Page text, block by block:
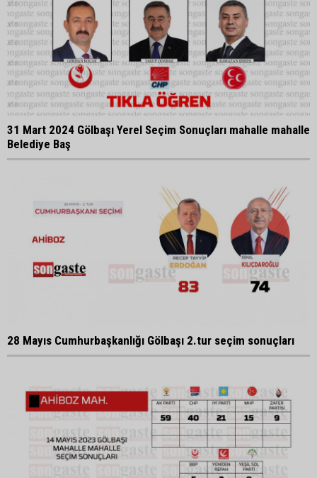
31 Mart 2024 Gölbaşı Yerel Seçim Sonuçları mahalle mahalle
Belediye Baş
28 Mayıs Cumhurbaşkanlığı Gölbaşı 2.tur seçim sonuçları